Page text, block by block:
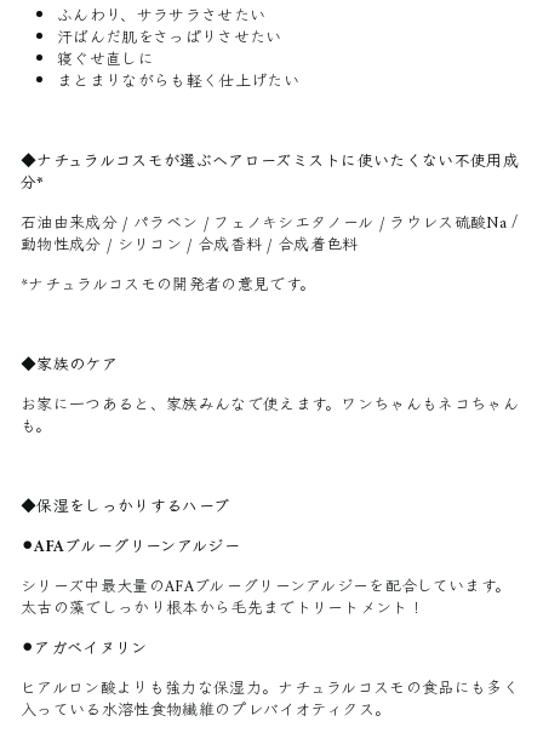
ふんわり、サラサラさせたい
汗ばんだ肌をさっぱりさせたい
寝ぐせ直しに
まとまりながらも軽く仕上げたい
◆ナチュラルコスモが選ぶヘアローズミストに使いたくない不使用成
分*
石油由来成分 / パラベン / フェノキシエタノール / ラウレス硫酸Na /
動物性成分 / シリコン / 合成香料 / 合成着色料
*ナチュラルコスモの開発者の意見です。
◆家族のケア
お家に一つあると、家族みんなで使えます。ワンちゃんもネコちゃん
も。
◆保湿をしっかりするハーブ
⚫︎AFAブルーグリーンアルジー
シリーズ中最大量のAFAブルーグリーンアルジーを配合しています。
太古の藻でしっかり根本から毛先までトリートメント！
⚫︎アガベイヌリン
ヒアルロン酸よりも強力な保湿力。ナチュラルコスモの食品にも多く
入っている水溶性食物繊維のプレバイオティクス。